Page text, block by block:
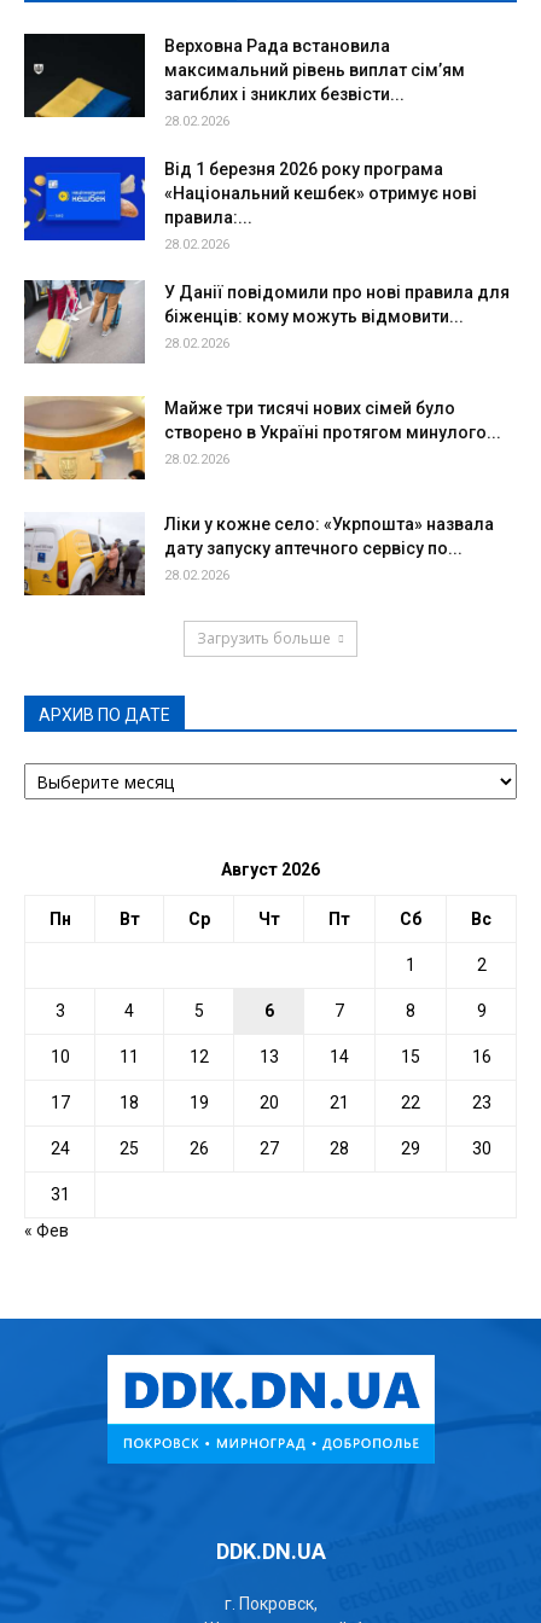
Верховна Рада встановила
максимальний рівень виплат сім’ям
загиблих і зниклих безвісти...
28.02.2026
Від 1 березня 2026 року програма
«Національний кешбек» отримує нові
правила:...
28.02.2026
У Данії повідомили про нові правила для
біженців: кому можуть відмовити...
28.02.2026
Майже три тисячі нових сімей було
створено в Україні протягом минулого...
28.02.2026
Ліки у кожне село: «Укрпошта» назвала
дату запуску аптечного сервісу по...
28.02.2026
Загрузить больше
АРХИВ ПО ДАТЕ
АРХИВ
ПО
Август 2026
Пн Вт Ср Чт Пт Сб Вс
1 2
3 4 5 6 7 8 9
10 11 12 13 14 15 16
17 18 19 20 21 22 23
24 25 26 27 28 29 30
31
« Фев
DDK.DN.UA
г. Покровск,